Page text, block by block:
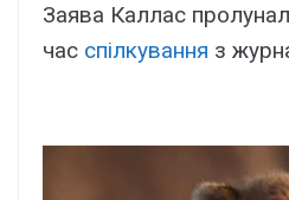
Заява Каллас
час спілкування з